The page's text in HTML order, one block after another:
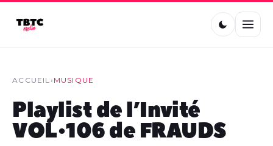
ACCUEIL› MUSIQUE
Playlist de l’Invité
VOL•106 de FRAUDS